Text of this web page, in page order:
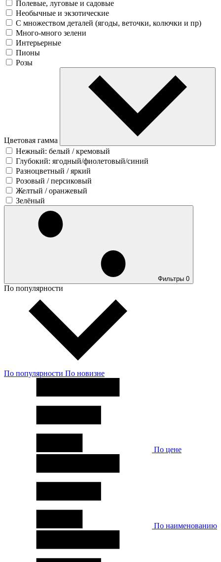
Полевые, луговые и садовые
Необычные и экзотические
С множеством деталей (ягоды, веточки, колючки и пр)
Много-много зелени
Интерьерные
Пионы
Розы
Цветовая гамма
Нежный: белый / кремовый
Глубокий: ягодный/фиолетовый/синий
Разноцветный / яркий
Розовый / персиковый
Желтый / оранжевый
Зелёный
Фильтры 0
По популярности
По популярности По новизне
По цене
По наименованию